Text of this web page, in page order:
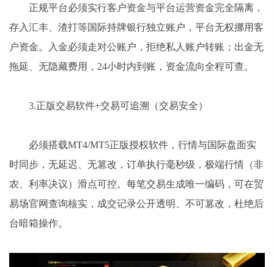
正规平台必须实行客户资金与平台运营资金完全隔离，
存入汇丰、渣打等国际持牌银行独立账户，平台无权挪用客
户资金。入金必须走对公账户，拒绝私人账户转账；出金无
拖延、无隐藏费用，24小时内到账，资金流向全程可查。
3.正版交易软件+交易可追溯（交易安全）
必须搭载MT4/MT5正版授权软件，行情与国际盘面实
时同步，无延迟、无篡改，订单执行毫秒级，极端行情（非
农、利率决议）滑点可控。每笔交易生成唯一编码，可在贸
易场官网查询核实，成交记录公开透明、不可篡改，杜绝后
台暗箱操作。